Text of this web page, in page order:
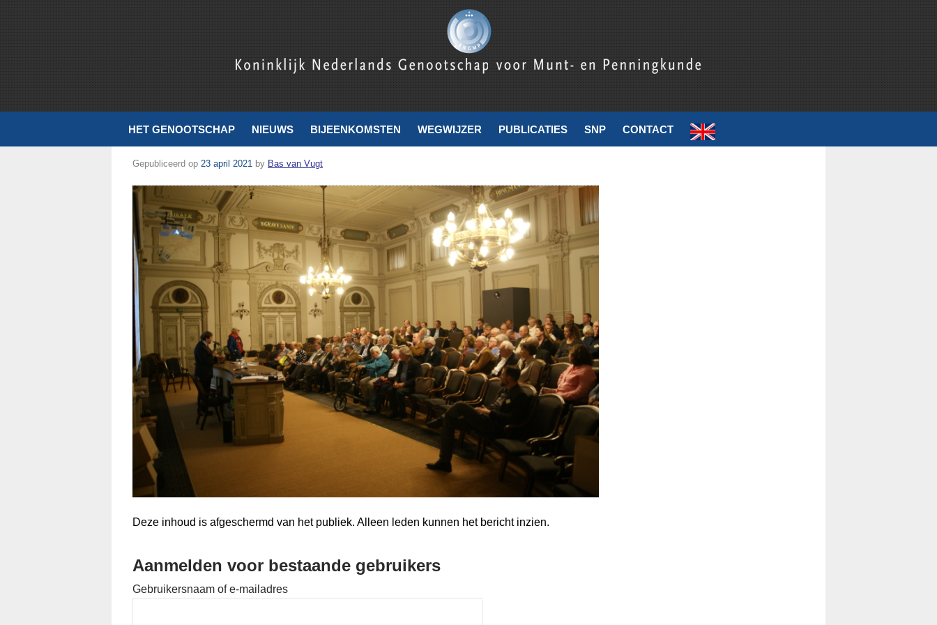
HET GENOOTSCHAP NIEUWS BIJEENKOMSTEN WEGWIJZER PUBLICATIES SNP CONTACT
Gepubliceerd op 23 april 2021 by Bas van Vugt
Deze inhoud is afgeschermd van het publiek. Alleen leden kunnen het bericht inzien.
Aanmelden voor bestaande gebruikers
Gebruikersnaam of e-mailadres